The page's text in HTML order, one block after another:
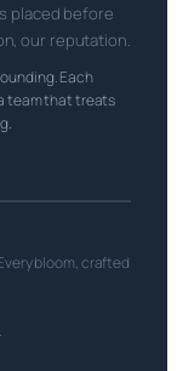
placed before
our reputation.
Each
team that treats
bloom, crafted